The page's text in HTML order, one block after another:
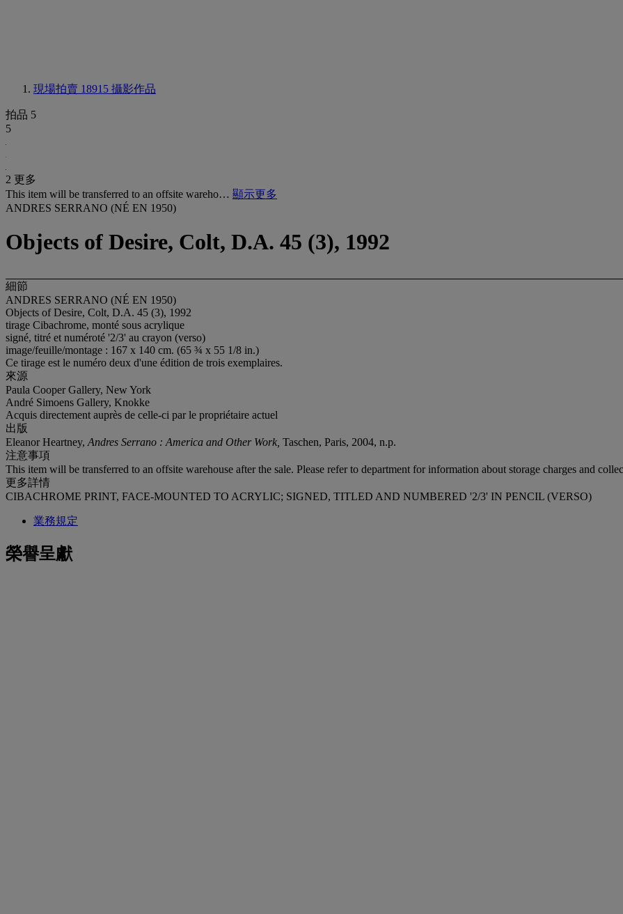
現場拍賣 18915 攝影作品
拍品 5
5
2 更多
This item will be transferred to an offsite wareho… 顯示更多
ANDRES SERRANO (NÉ EN 1950)
Objects of Desire, Colt, D.A. 45 (3), 1992
細節
ANDRES SERRANO (NÉ EN 1950)
Objects of Desire, Colt, D.A. 45 (3), 1992
tirage Cibachrome, monté sous acrylique
signé, titré et numéroté '2/3' au crayon (verso)
image/feuille/montage : 167 x 140 cm. (65 ¾ x 55 1/8 in.)
Ce tirage est le numéro deux d'une édition de trois exemplaires.
來源
Paula Cooper Gallery, New York
André Simoens Gallery, Knokke
Acquis directement auprès de celle-ci par le propriétaire actuel
出版
Eleanor Heartney, Andres Serrano : America and Other Work, Taschen, Paris, 2004, n.p.
注意事項
This item will be transferred to an offsite warehouse after the sale. Please refer to department for information about storage charges and
更多詳情
CIBACHROME PRINT, FACE-MOUNTED TO ACRYLIC; SIGNED, TITLED AND NUMBERED '2/3' IN PENCIL (VERSO)
業務規定
榮譽呈獻